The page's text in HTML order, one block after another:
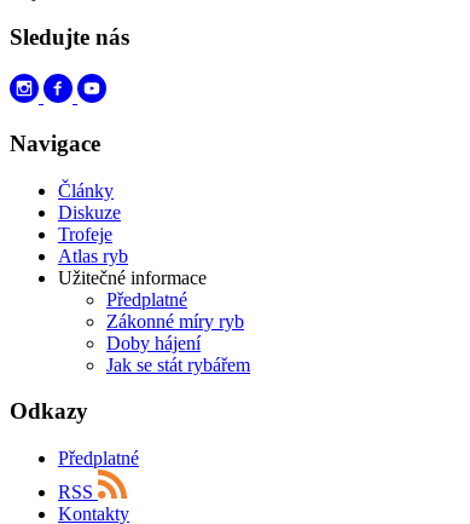
Sledujte nás
Navigace
Články
Diskuze
Trofeje
Atlas ryb
Užitečné informace
Předplatné
Zákonné míry ryb
Doby hájení
Jak se stát rybářem
Odkazy
Předplatné
RSS
Kontakty